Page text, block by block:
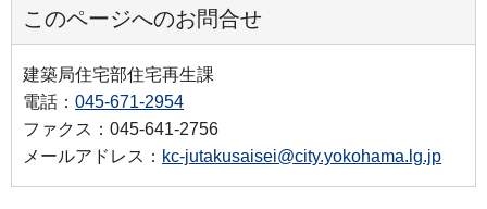
このページへのお問合せ
建築局住宅部住宅再生課
電話： 045-671-2954
ファクス：045-641-2756
メールアドレス： kc-jutakusaisei@city.yokohama.lg.jp